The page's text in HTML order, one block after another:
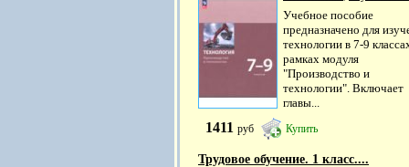
Учебное пособие
предназначено для
технологии в 7-9
рамках модуля
"Производство и
технологии". Включает
главы...
1411 руб Купить
Трудовое обучение. 1 класс....